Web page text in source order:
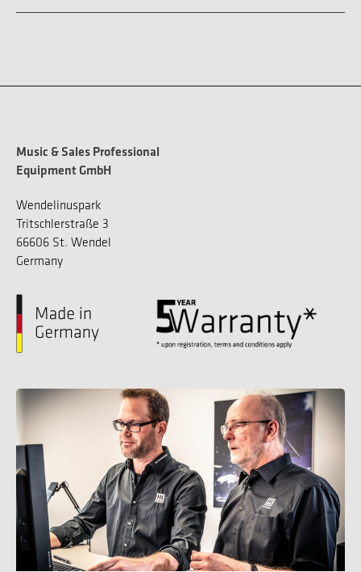
Music & Sales Professional
Equipment GmbH
Wendelinuspark
Tritschlerstraße 3
66606 St. Wendel
Germany